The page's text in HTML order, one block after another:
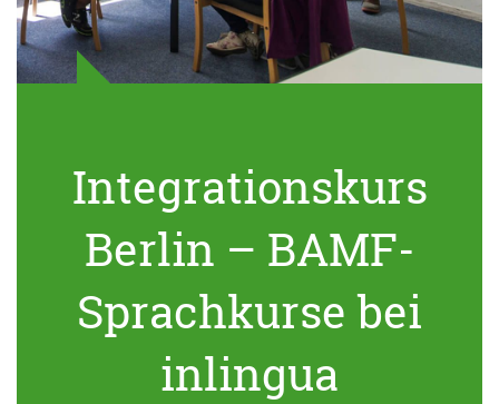
Integrationskurs
Berlin – BAMF-
Sprachkurse bei
inlingua